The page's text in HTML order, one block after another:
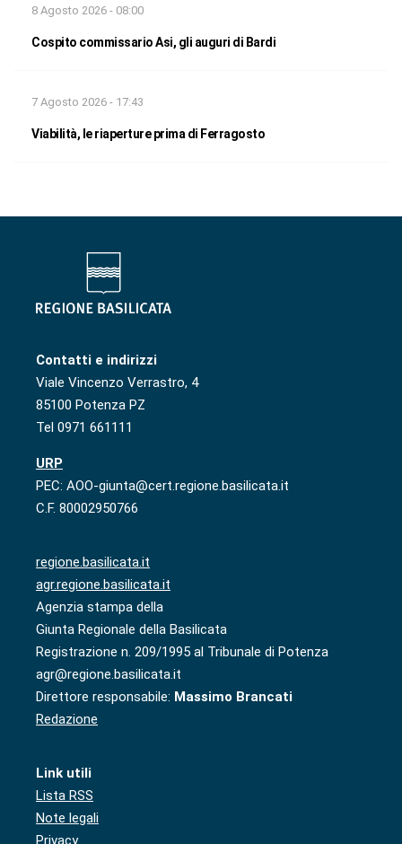
8 Agosto 2026 - 08:00
Cospito commissario Asi, gli auguri di Bardi
7 Agosto 2026 - 17:43
Viabilità, le riaperture prima di Ferragosto
Contatti e indirizzi
Viale Vincenzo Verrastro, 4
85100 Potenza PZ
Tel 0971 661111
URP
PEC: AOO-giunta@cert.regione.basilicata.it
C.F. 80002950766
regione.basilicata.it
agr.regione.basilicata.it
Agenzia stampa della
Giunta Regionale della Basilicata
Registrazione n. 209/1995 al Tribunale di Potenza
agr@regione.basilicata.it
Direttore responsabile: Massimo Brancati
Redazione
Link utili
Lista RSS
Note legali
Privacy